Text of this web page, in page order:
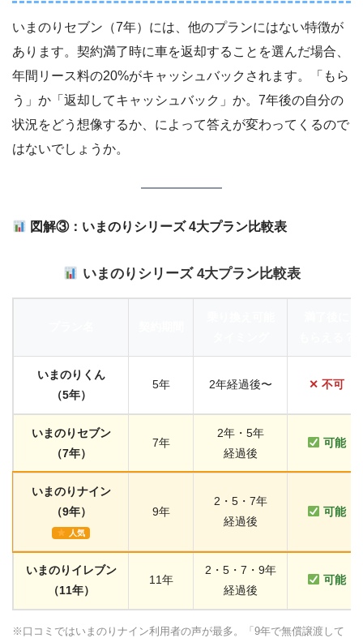
いまのりセブン（7年）には、他のプランにはない特徴が
あります。契約満了時に車を返却することを選んだ場合、
年間リース料の20%がキャッシュバックされます。「もら
う」か「返却してキャッシュバック」か。7年後の自分の
状況をどう想像するか、によって答えが変わってくるので
はないでしょうか。
図解③：いまのりシリーズ 4大プラン比較表
いまのりシリーズ 4大プラン比較表
いまのりくん
（5年）
5年 2年経過後〜 ✕ 不可
いまのりセブン
（7年）
7年
2年・5年
経過後
可能
いまのりナイン
（9年）
人気
9年
2・5・7年
経過後
可能
いまのりイレブン
（11年）
11年
2・5・7・9年
経過後
可能
※口コミではいまのりナイン利用者の声が最多。「9年で無償譲渡して